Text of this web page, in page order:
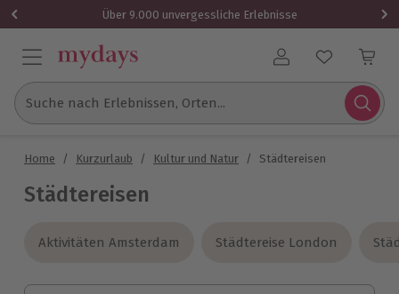
Über 9.000 unvergessliche Erlebnisse
Benutzerkonto
Suche nach Erlebnissen, Orten...
Home / Kurzurlaub / Kultur und Natur / Städtereisen
Städtereisen
Aktivitäten Amsterdam
Aktivitäten Amsterdam Städtereise London
Städtereise London